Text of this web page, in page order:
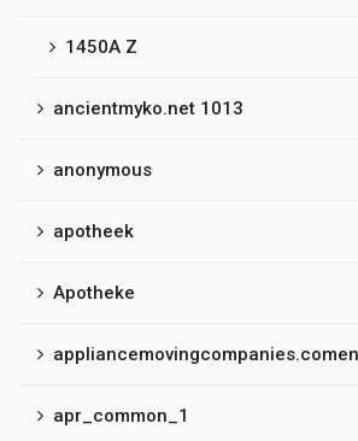
1450A Z
ancientmyko.net 1013
anonymous
apotheek
Apotheke
apr_common_1